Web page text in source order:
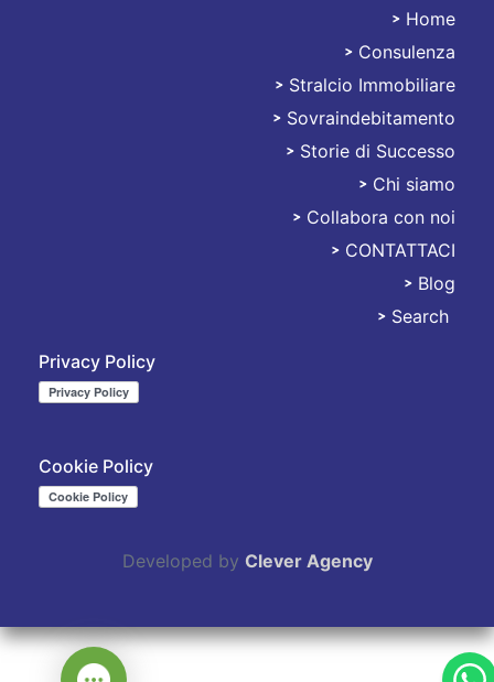
Home
Consulenza
Stralcio Immobiliare
Sovraindebitamento
Storie di Successo
Chi siamo
Collabora con noi
CONTATTACI
Blog
Search
Privacy Policy
Cookie Policy
Developed by Clever Agency